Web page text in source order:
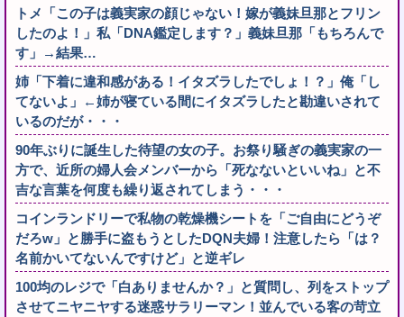
トメ「この子は義実家の顔じゃない！嫁が義妹旦那とフリン
したのよ！」私「DNA鑑定します？」義妹旦那「もちろんで
す」→結果…
姉「下着に違和感がある！イタズラしたでしょ！？」俺「し
てないよ」←姉が寝ている間にイタズラしたと勘違いされて
いるのだが・・・
90年ぶりに誕生した待望の女の子。お祭り騒ぎの義実家の一
方で、近所の婦人会メンバーから「死なないといいね」と不
吉な言葉を何度も繰り返されてしまう・・・
コインランドリーで私物の乾燥機シートを「ご自由にどうぞ
だろw」と勝手に盗もうとしたDQN夫婦！注意したら「は？
名前かいてないんですけど」と逆ギレ
100均のレジで「白ありませんか？」と質問し、列をストップ
させてニヤニヤする迷惑サラリーマン！並んでいる客の苛立